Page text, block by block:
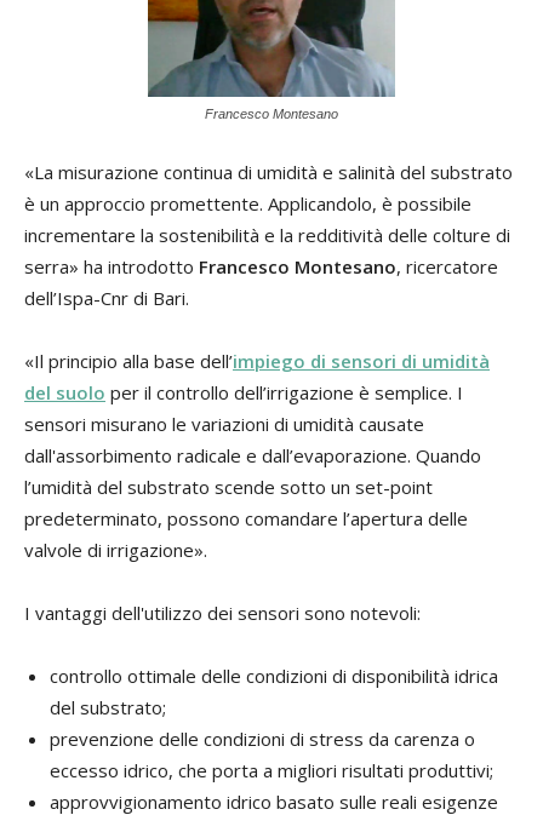
Francesco Montesano
«La misurazione continua di umidità e salinità del substrato
è un approccio promettente. Applicandolo, è possibile
incrementare la sostenibilità e la redditività delle colture di
serra» ha introdotto Francesco Montesano, ricercatore
dell’Ispa-Cnr di Bari.
«Il principio alla base dell’impiego di sensori di umidità
del suolo per il controllo dell’irrigazione è semplice. I
sensori misurano le variazioni di umidità causate
dall'assorbimento radicale e dall’evaporazione. Quando
l’umidità del substrato scende sotto un set-point
predeterminato, possono comandare l’apertura delle
valvole di irrigazione».
I vantaggi dell'utilizzo dei sensori sono notevoli:
controllo ottimale delle condizioni di disponibilità idrica
del substrato;
prevenzione delle condizioni di stress da carenza o
eccesso idrico, che porta a migliori risultati produttivi;
approvvigionamento idrico basato sulle reali esigenze